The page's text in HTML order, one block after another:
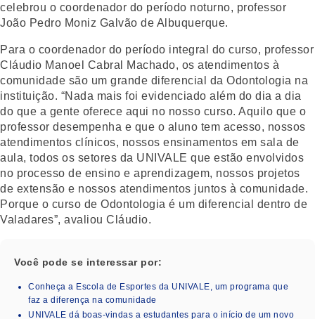
celebrou o coordenador do período noturno, professor
João Pedro Moniz Galvão de Albuquerque.
Para o coordenador do período integral do curso, professor
Cláudio Manoel Cabral Machado, os atendimentos à
comunidade são um grande diferencial da Odontologia na
instituição. “Nada mais foi evidenciado além do dia a dia
do que a gente oferece aqui no nosso curso. Aquilo que o
professor desempenha e que o aluno tem acesso, nossos
atendimentos clínicos, nossos ensinamentos em sala de
aula, todos os setores da UNIVALE que estão envolvidos
no processo de ensino e aprendizagem, nossos projetos
de extensão e nossos atendimentos juntos à comunidade.
Porque o curso de Odontologia é um diferencial dentro de
Valadares”, avaliou Cláudio.
Você pode se interessar por:
Conheça a Escola de Esportes da UNIVALE, um programa que
faz a diferença na comunidade
UNIVALE dá boas-vindas a estudantes para o início de um novo